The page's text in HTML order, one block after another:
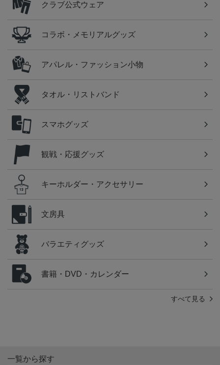
クラブ公式ウェア
コラボ・メモリアルグッズ
アパレル・ファッション小物
タオル・リストバンド
スマホグッズ
観戦・応援グッズ
キーホルダー・アクセサリー
文房具
バラエティグッズ
書籍・DVD・カレンダー
すべて見る
一覧から探す